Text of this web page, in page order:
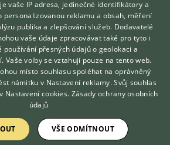
O nás
Kontakt
zvýraznění inzerátů
Podmínky užití
osobních údajů
Přihlášení
Registrace
Hledáte zvířecího kamaráda?
Zdarma vám poradí
VETERINÁŘ ONLINE
KONZULTOVAT S
VETERINÁŘEM
vaše IP adresa, jedinečné identifikátory a
personalizovanou reklamu a obsah, měření
publika a zlepšování služeb. Dodavatelé
vaše údaje zpracovávat také pro tyto i
používání přesných údajů o geolokaci a
Vaše volby se vztahují pouze na tento web.
místo souhlasu spoléhat na oprávněný
námitku v Nastavení reklamy. Svůj souhlas
Nastavení cookies. Zásady ochrany osobních
údajů
VŠE ODMÍTNOUT